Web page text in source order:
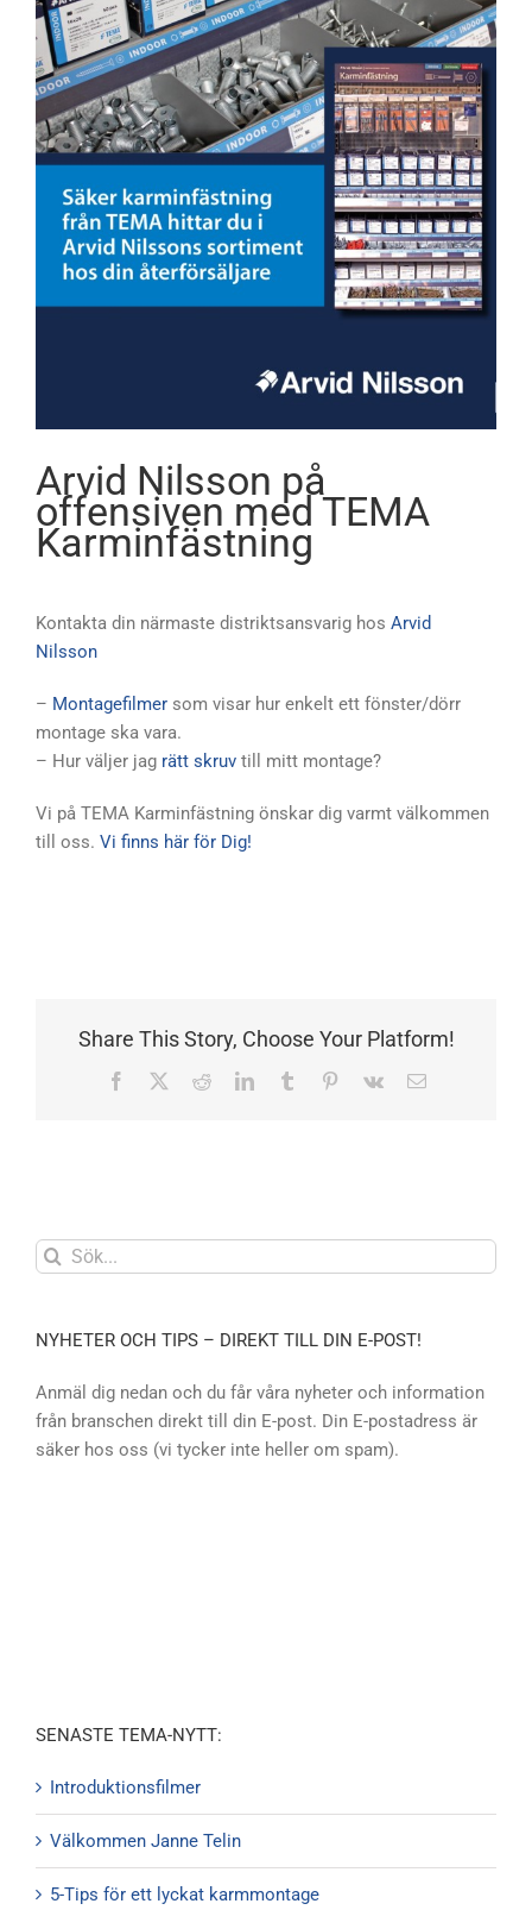
Arvid Nilsson på
offensiven med TEMA
Karminfästning
Kontakta din närmaste distriktsansvarig hos Arvid
Nilsson
– Montagefilmer som visar hur enkelt ett fönster/dörr
montage ska vara.
– Hur väljer jag rätt skruv till mitt montage?
Vi på TEMA Karminfästning önskar dig varmt välkommen
till oss. Vi finns här för Dig!
Share This Story, Choose Your Platform!
Facebook RedditLinkedInTumblr Pinterest
Vk
E-
Sök
efter:
NYHETER OCH TIPS – DIREKT TILL DIN E-POST!
Anmäl dig nedan och du får våra nyheter och information
från branschen direkt till din E-post. Din E-postadress är
säker hos oss (vi tycker inte heller om spam).
SENASTE TEMA-NYTT:
Introduktionsfilmer
Välkommen Janne Telin
5-Tips för ett lyckat karmmontage